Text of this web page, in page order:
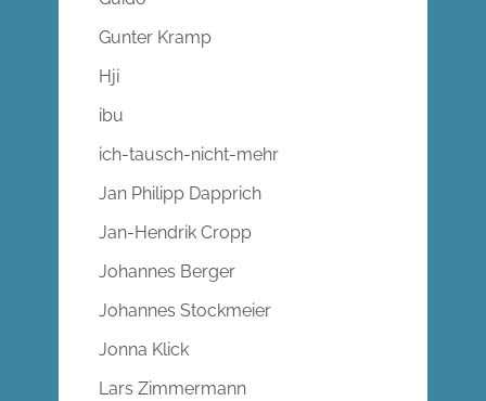
Gunter Kramp
Hji
ibu
ich-tausch-nicht-mehr
Jan Philipp Dapprich
Jan-Hendrik Cropp
Johannes Berger
Johannes Stockmeier
Jonna Klick
Lars Zimmermann